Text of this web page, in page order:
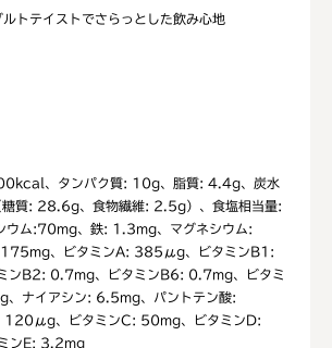
トテイストでさらっとした飲み心地
、タンパク質: 10g、脂質: 4.4g、炭水
質: 28.6g、食物繊維: 2.5g）、食塩相当量:
ウム:70mg、鉄: 1.3mg、マグネシウム:
、ビタミンA: 385μg、ビタミンB1:
ンB2: 0.7mg、ビタミンB6: 0.7mg、ビタミ
ナイアシン: 6.5mg、パントテン酸:
120μg、ビタミンC: 50mg、ビタミンD:
ンE: 3.2mg